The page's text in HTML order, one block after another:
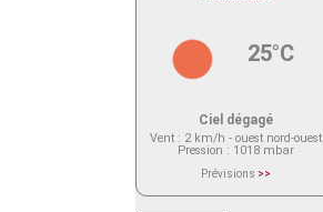
25°C
Ciel dégagé
Vent: 2 km/h - ouest nord-ouest
Pression : 1018 mbar
Prévisions >>
actuellement aucune prévision